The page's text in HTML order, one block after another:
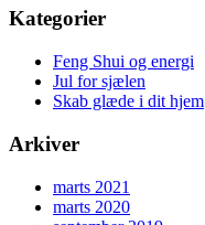
Kategorier
Feng Shui og energi
Jul for sjælen
Skab glæde i dit hjem
Arkiver
marts 2021
marts 2020